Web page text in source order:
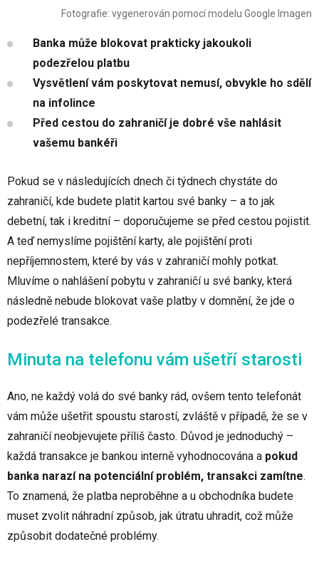
Fotografie: vygenerován pomocí modelu Google Imagen
Banka může blokovat prakticky jakoukoli
podezřelou platbu
Vysvětlení vám poskytovat nemusí, obvykle ho sdělí
na infolince
Před cestou do zahraničí je dobré vše nahlásit
vašemu bankéři
Pokud se v následujících dnech či týdnech chystáte do
zahraničí, kde budete platit kartou své banky – a to jak
debetní, tak i kreditní – doporučujeme se před cestou pojistit.
A teď nemyslíme pojištění karty, ale pojištění proti
nepříjemnostem, které by vás v zahraničí mohly potkat.
Mluvíme o nahlášení pobytu v zahraničí u své banky, která
následně nebude blokovat vaše platby v domnění, že jde o
podezřelé transakce.
Minuta na telefonu vám ušetří starosti
Ano, ne každý volá do své banky rád, ovšem tento telefonát
vám může ušetřit spoustu starostí, zvláště v případě, že se v
zahraničí neobjevujete příliš často. Důvod je jednoduchý –
každá transakce je bankou interně vyhodnocována a pokud
banka narazí na potenciální problém, transakci zamítne.
To znamená, že platba neproběhne a u obchodníka budete
muset zvolit náhradní způsob, jak útratu uhradit, což může
způsobit dodatečné problémy.